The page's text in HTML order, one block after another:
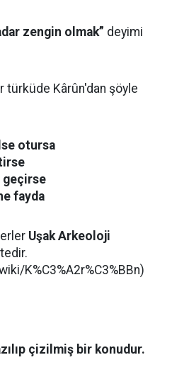
zengin olmak” deyimi
türküde Kârûn'dan şöyle
otursa
geçirse
fayda
Uşak Arkeoloji
K%C3%A2r%C3%BBn)
çizilmiş bir konudur.